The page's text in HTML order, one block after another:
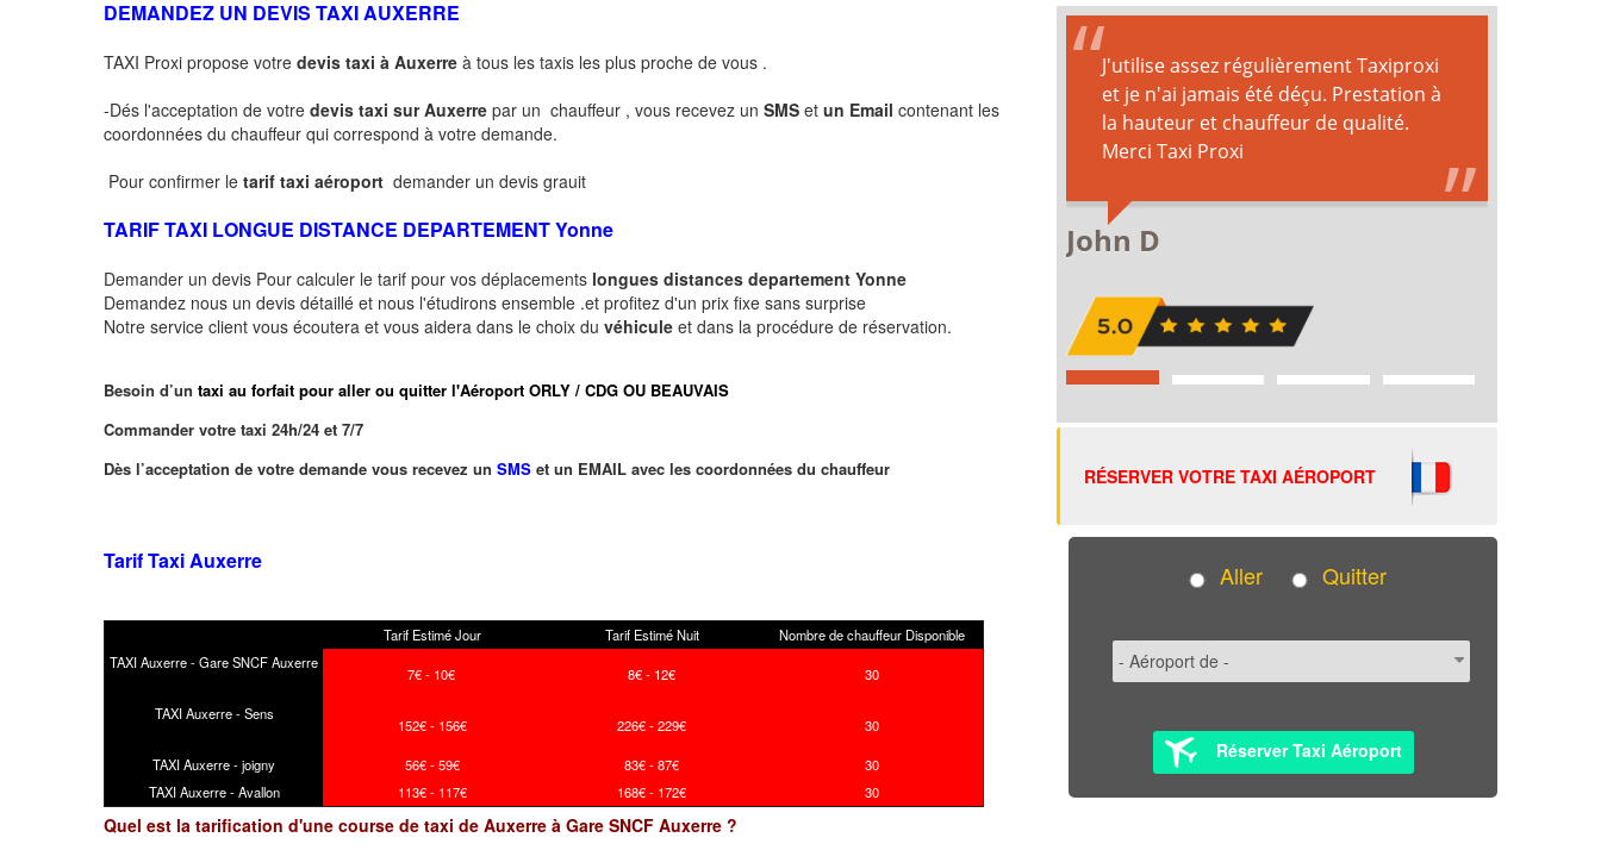
DEMANDEZ UN DEVIS TAXI AUXERRE
TAXI Proxi propose votre devis taxi à Auxerre à tous les taxis les plus proche de vous .
-Dés l'acceptation de votre devis taxi sur Auxerre par un chauffeur , vous recevez un SMS et un Email contenant les
coordonnées du chauffeur qui correspond à votre demande.
Pour confirmer le tarif taxi aéroport demander un devis grauit
TARIF TAXI LONGUE DISTANCE DEPARTEMENTYonne
Demander un devis Pour calculer le tarif pour vos déplacements longues distances departement Yonne
Demandez nous un devis détaillé et nous l'étudirons ensemble .et profitez d'un prix fixe sans surprise
Notre service client vous écoutera et vous aidera dans le choix du véhicule et dans la procédure de réservation.
Besoin d’un taxi au forfait pour aller ou quitter l'Aéroport ORLY / CDG OU BEAUVAIS
Commander votre taxi 24h/24 et 7/7
Dès l’acceptation de votre demande vous recevez un SMS et un EMAIL avec les coordonnées du chauffeur
Tarif Taxi Auxerre
Tarif Estimé Jour Tarif Estimé Nuit
Nombre de chauffeur Disponible
TAXI Auxerre - Gare SNCF Auxerre
7€ - 10€ 8€ - 12€ 30
TAXI Auxerre - Sens
152€ - 156€ 226€ - 229€ 30
TAXI Auxerre - joigny 56€ - 59€ 83€ - 87€
30
TAXI Auxerre - Avallon
113€ - 117€ 168€ - 172€ 30
Quel est la tarification d'une course de taxi de Auxerre à Gare SNCF Auxerre ?
RÉSERVER VOTRE TAXI AÉROPORT
Aller Quitter
Réserver Taxi Aéroport